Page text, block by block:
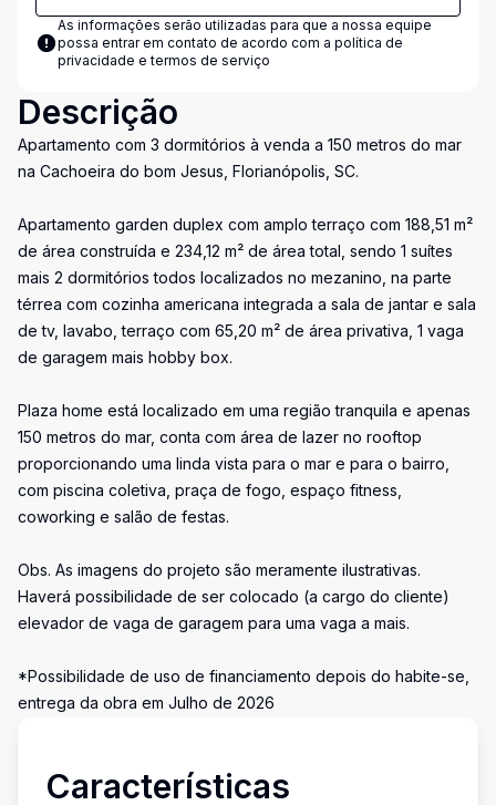
As informações serão utilizadas para que a nossa equipe
possa entrar em contato de acordo com a política de
privacidade e termos de serviço
Descrição
Apartamento com 3 dormitórios à venda a 150 metros do mar
na Cachoeira do bom Jesus, Florianópolis, SC.
Apartamento garden duplex com amplo terraço com 188,51 m²
de área construída e 234,12 m² de área total, sendo 1 suítes
mais 2 dormitórios todos localizados no mezanino, na parte
térrea com cozinha americana integrada a sala de jantar e sala
de tv, lavabo, terraço com 65,20 m² de área privativa, 1 vaga
de garagem mais hobby box.
Plaza home está localizado em uma região tranquila e apenas
150 metros do mar, conta com área de lazer no rooftop
proporcionando uma linda vista para o mar e para o bairro,
com piscina coletiva, praça de fogo, espaço fitness,
coworking e salão de festas.
Obs. As imagens do projeto são meramente ilustrativas.
Haverá possibilidade de ser colocado (a cargo do cliente)
elevador de vaga de garagem para uma vaga a mais.
*Possibilidade de uso de financiamento depois do habite-se,
entrega da obra em Julho de 2026
Características